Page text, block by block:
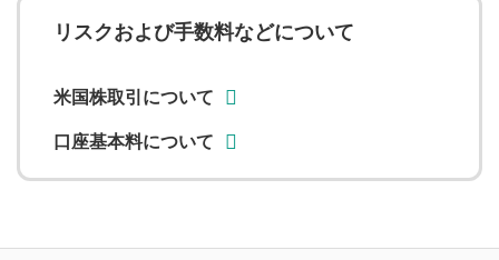
リスクおよび手数料などについて
米国株取引について
口座基本料について